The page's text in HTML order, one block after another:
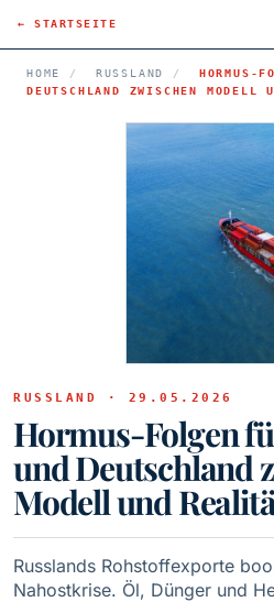
← STARTSEITE
HOME / RUSSLAND /
HORMUS-
DEUTSCHLAND ZWISCHEN MODELL
RUSSLAND · 29.05.2026
Hormus-Folgen
und Deutschland
Modell und
Russlands Rohstoffexporte
Nahostkrise. Öl, Dünger und